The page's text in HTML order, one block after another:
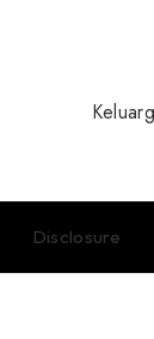
Disclosure